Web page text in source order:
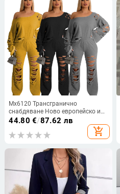
Mx6120 Трансгранично
снабдяване Ново европейско и
американско облекло Ежедневен
чист цвят Скъсан широк суитчър
от две части
44.80 €/87.62 лв
add_shopping_cart